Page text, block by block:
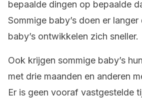
bepaalde dingen op bepaalde
Sommige baby’s doen er
baby’s ontwikkelen zich sneller.
Ook krijgen sommige baby’s hun
met drie maanden en anderen
Er is geen vooraf vastgestelde